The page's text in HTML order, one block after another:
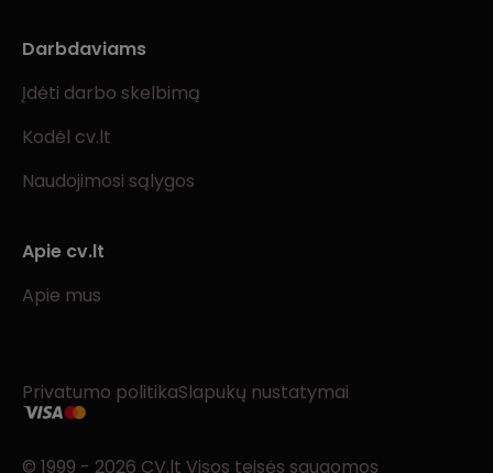
Darbdaviams
Įdėti darbo skelbimą
Kodėl cv.lt
Naudojimosi sąlygos
Apie cv.lt
Apie mus
Privatumo politikaSlapukų nustatymai
© 1999 - 2026 CV.lt Visos teisės saugomos